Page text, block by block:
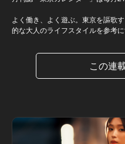
よく働き、よく遊ぶ。東京を謳歌
的な大人のライフスタイルを参考
この連